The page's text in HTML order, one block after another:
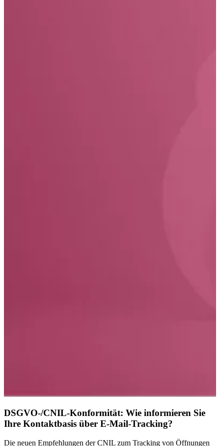
DSGVO-/CNIL-Konformität: Wie informieren Sie
Ihre Kontaktbasis über E-Mail-Tracking?
Die neuen Empfehlungen der CNIL zum Tracking von Öffnungen